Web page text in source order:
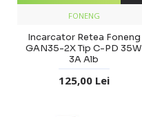
FONENG
Incarcator Retea Foneng
GAN35-2X Tip C-PD 35W
3A Alb
125,00 Lei